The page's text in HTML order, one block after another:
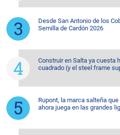
Desde San Antonio de los
Semilla de Cardón 2026
Construir en Salta ya cuesta
cuadrado (y el steel frame
Rupont, la marca salteña
ahora juega en las grandes